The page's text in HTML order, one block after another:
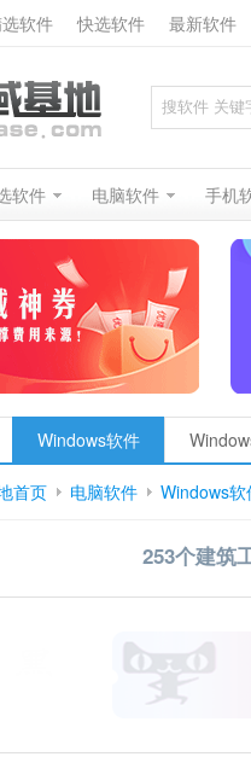
软件 快选软件 最新软件
软件 电脑软件 手机
Windows软件
首页 电脑软件 Windows软
253个建筑